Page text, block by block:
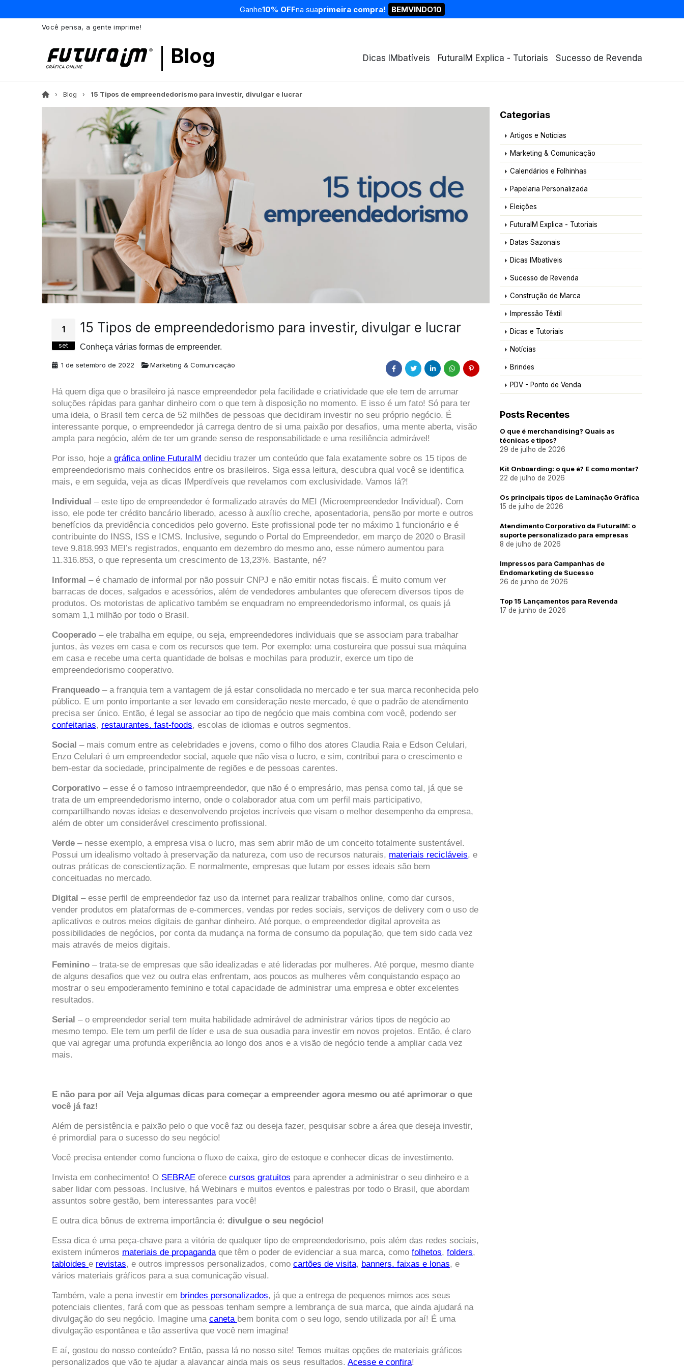
Ganhe10% OFFna suaprimeira compra! BEMVINDO10
Você pensa, a gente imprime!
Blog Dicas IMbatíveis FuturaIM Explica - Tutoriais Sucesso de Revenda
Blog 15 Tipos de empreendedorismo para investir, divulgar e lucrar
1
set
15 Tipos de empreendedorismo para investir, divulgar e lucrar
Conheça várias formas de empreender.
1 de setembro de 2022 Marketing & Comunicação
Há quem diga que o brasileiro já nasce empreendedor pela facilidade e criatividade que ele tem de arrumar
soluções rápidas para ganhar dinheiro com o que tem à disposição no momento. E isso é um fato! Só para ter
uma ideia, o Brasil tem cerca de 52 milhões de pessoas que decidiram investir no seu próprio negócio. É
interessante porque, o empreendedor já carrega dentro de si uma paixão por desafios, uma mente aberta, visão
ampla para negócio, além de ter um grande senso de responsabilidade e uma resiliência admirável!
Por isso, hoje a gráfica online FuturaIM decidiu trazer um conteúdo que fala exatamente sobre os 15 tipos de
empreendedorismo mais conhecidos entre os brasileiros. Siga essa leitura, descubra qual você se identifica
mais, e em seguida, veja as dicas IMperdíveis que revelamos com exclusividade. Vamos lá?!
Individual – este tipo de empreendedor é formalizado através do MEI (Microempreendedor Individual). Com
isso, ele pode ter crédito bancário liberado, acesso à auxílio creche, aposentadoria, pensão por morte e outros
benefícios da previdência concedidos pelo governo. Este profissional pode ter no máximo 1 funcionário e é
contribuinte do INSS, ISS e ICMS. Inclusive, segundo o Portal do Empreendedor, em março de 2020 o Brasil
teve 9.818.993 MEI’s registrados, enquanto em dezembro do mesmo ano, esse número aumentou para
11.316.853, o que representa um crescimento de 13,23%. Bastante, né?
Informal – é chamado de informal por não possuir CNPJ e não emitir notas fiscais. É muito comum ver
barracas de doces, salgados e acessórios, além de vendedores ambulantes que oferecem diversos tipos de
produtos. Os motoristas de aplicativo também se enquadram no empreendedorismo informal, os quais já
somam 1,1 milhão por todo o Brasil.
Cooperado – ele trabalha em equipe, ou seja, empreendedores individuais que se associam para trabalhar
juntos, às vezes em casa e com os recursos que tem. Por exemplo: uma costureira que possui sua máquina
em casa e recebe uma certa quantidade de bolsas e mochilas para produzir, exerce um tipo de
empreendedorismo cooperativo.
Franqueado – a franquia tem a vantagem de já estar consolidada no mercado e ter sua marca reconhecida pelo
público. E um ponto importante a ser levado em consideração neste mercado, é que o padrão de atendimento
confeitarias, restaurantes, fast-foods, escolas de idiomas e outros segmentos.
Social – mais comum entre as celebridades e jovens, como o filho dos atores Claudia Raia e Edson Celulari,
Enzo Celulari é um empreendedor social, aquele que não visa o lucro, e sim, contribui para o crescimento e
bem-estar da sociedade, principalmente de regiões e de pessoas carentes.
Corporativo – esse é o famoso intraempreendedor, que não é o empresário, mas pensa como tal, já que se
trata de um empreendedorismo interno, onde o colaborador atua com um perfil mais participativo,
compartilhando novas ideias e desenvolvendo projetos incríveis que visam o melhor desempenho da empresa,
além de obter um considerável crescimento profissional.
Verde – nesse exemplo, a empresa visa o lucro, mas sem abrir mão de um conceito totalmente sustentável.
Possui um idealismo voltado à preservação da natureza, com uso de recursos naturais, materiais recicláveis, e
outras práticas de conscientização. E normalmente, empresas que lutam por esses ideais são bem
conceituadas no mercado.
Digital – esse perfil de empreendedor faz uso da internet para realizar trabalhos online, como dar cursos,
vender produtos em plataformas de e-commerces, vendas por redes sociais, serviços de delivery com o uso de
aplicativos e outros meios digitais de ganhar dinheiro. Até porque, o empreendedor digital aproveita as
possibilidades de negócios, por conta da mudança na forma de consumo da população, que tem sido cada vez
mais através de meios digitais.
Feminino – trata-se de empresas que são idealizadas e até lideradas por mulheres. Até porque, mesmo diante
de alguns desafios que vez ou outra elas enfrentam, aos poucos as mulheres vêm conquistando espaço ao
mostrar o seu empoderamento feminino e total capacidade de administrar uma empresa e obter excelentes
resultados.
Serial – o empreendedor serial tem muita habilidade admirável de administrar vários tipos de negócio ao
mesmo tempo. Ele tem um perfil de líder e usa de sua ousadia para investir em novos projetos. Então, é claro
que vai agregar uma profunda experiência ao longo dos anos e a visão de negócio tende a ampliar cada vez
mais.
E não para por aí! Veja algumas dicas para começar a empreender agora mesmo ou até aprimorar o que
você já faz!
Além de persistência e paixão pelo o que você faz ou deseja fazer, pesquisar sobre a área que deseja investir,
é primordial para o sucesso do seu negócio!
Você precisa entender como funciona o fluxo de caixa, giro de estoque e conhecer dicas de investimento.
Invista em conhecimento! O SEBRAE oferece cursos gratuitos para aprender a administrar o seu dinheiro e a
saber lidar com pessoas. Inclusive, há Webinars e muitos eventos e palestras por todo o Brasil, que abordam
assuntos sobre gestão, bem interessantes para você!
E outra dica bônus de extrema importância é: divulgue o seu negócio!
Essa dica é uma peça-chave para a vitória de qualquer tipo de empreendedorismo, pois além das redes sociais,
existem inúmeros materiais de propaganda que têm o poder de evidenciar a sua marca, como folhetos, folders
tabloides e revistas, e outros impressos personalizados, como cartões de visita, banners, faixas e lonas, e
vários materiais gráficos para a sua comunicação visual.
Também, vale a pena investir em brindes personalizados, já que a entrega de pequenos mimos aos seus
potenciais clientes, fará com que as pessoas tenham sempre a lembrança de sua marca, que ainda ajudará na
divulgação do seu negócio. Imagine uma caneta bem bonita com o seu logo, sendo utilizada por aí! É uma
divulgação espontânea e tão assertiva que você nem imagina!
E aí, gostou do nosso conteúdo? Então, passa lá no nosso site! Temos muitas opções de materiais gráficos
personalizados que vão te ajudar a alavancar ainda mais os seus resultados. Acesse e confira!
Categorias
Artigos e Notícias
Marketing & Comunicação
Calendários e Folhinhas
Papelaria Personalizada
Eleições
FuturaIM Explica - Tutoriais
Datas Sazonais
Dicas IMbatíveis
Sucesso de Revenda
Construção de Marca
Impressão Têxtil
Dicas e Tutoriais
Notícias
Brindes
PDV - Ponto de Venda
Posts Recentes
O que é merchandising? Quais as
técnicas e tipos?
29 de julho de 2026
Kit Onboarding: o que é? E como montar?
22 de julho de 2026
Os principais tipos de Laminação Gráfica
15 de julho de 2026
Atendimento Corporativo da FuturaIM: o
suporte personalizado para empresas
8 de julho de 2026
Impressos para Campanhas de
Endomarketing de Sucesso
26 de junho de 2026
Top 15 Lançamentos para Revenda
17 de junho de 2026